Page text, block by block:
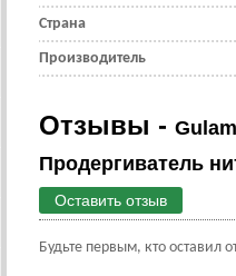
Страна
Производитель
Отзывы -
Продергиватель
Оставить отзыв
Будьте первым, кто оставил